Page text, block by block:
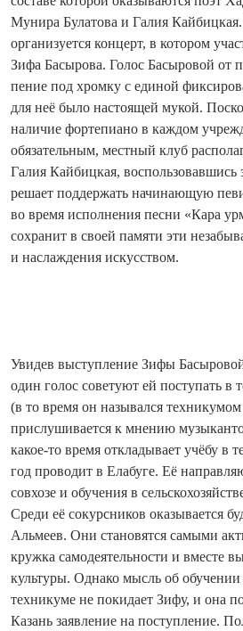
Мунира Булатова и Галия
организуется концерт, в котором
Зифа Басырова. Голос Басыровой от
пение под хромку с единой
для неё было настоящей мукой.
наличие фортепиано в каждом
обязательным, местный клуб
Галия Кайбицкая,
решает поддержать начинающую
во время исполнения песни «Кара
сохранит в своей памяти эти
и наслаждения искусством.
Увидев выступление Зифы
один голос советуют ей поступать в
(в то время он назывался
прислушивается к мнению
какое-то время откладывает учёбу в
год проводит в Елабуге. Её
совхозе и обучения в
Среди её сокурсников оказывается
Альмеев. Они становятся самыми
кружка самодеятельности и вместе
культуры. Однако мысль об обучении
техникуме не покидает Зифу, и она
Казань заявление на поступление.